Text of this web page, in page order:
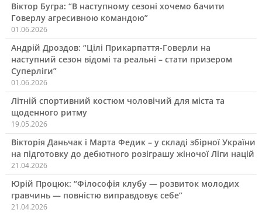
Віктор Бугра: “В наступному сезоні хочемо бачити
Говерлу агресивною командою”
01.06.2026
Андрій Дроздов: “Цілі Прикарпаття-Говерли на
наступний сезон відомі та реальні – стати призером
Суперліги”
01.06.2026
Літній спортивний костюм чоловічий для міста та
щоденного ритму
19.05.2026
Вікторія Даньчак і Марта Федик – у складі збірної України
на підготовку до дебютного розіграшу жіночої Ліги націй
21.04.2026
Юрій Процюк: “Філософія клубу — розвиток молодих
гравчинь — повністю виправдовує себе”
21.04.2026